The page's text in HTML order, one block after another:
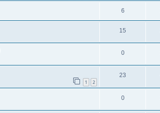
6
15
0
1 2
23
0